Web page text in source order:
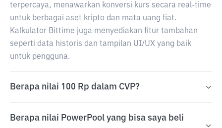
terpercaya, menawarkan konversi kurs secara real-time
untuk berbagai aset kripto dan mata uang fiat.
Kalkulator Bittime juga menyediakan fitur tambahan
seperti data historis dan tampilan UI/UX yang baik
untuk pengguna.
Berapa nilai 100 Rp dalam CVP?
Berapa nilai PowerPool yang bisa saya beli